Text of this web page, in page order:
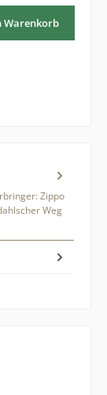
Warenkorb
Zippo
Weg